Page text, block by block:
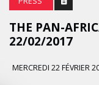
THE PAN-
22/02/2017
MERCREDI 22 FÉVRIER